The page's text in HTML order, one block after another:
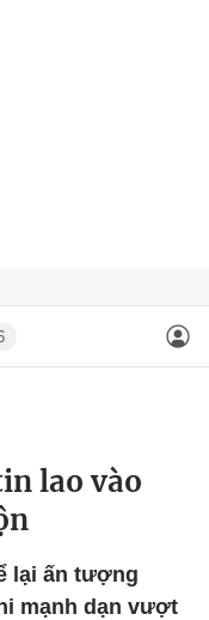
lao vào
lại ấn tượng
mạnh dạn vượt